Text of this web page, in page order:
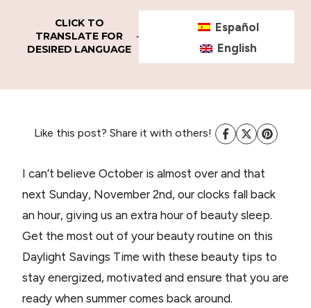
CLICK TO
TRANSLATE FOR
DESIRED LANGUAGE
Español
English
Like this post? Share it with others!
I can’t believe October is almost over and that
next Sunday, November 2nd, our clocks fall back
an hour, giving us an extra hour of beauty sleep.
Get the most out of your beauty routine on this
Daylight Savings Time with these beauty tips to
stay energized, motivated and ensure that you are
ready when summer comes back around.